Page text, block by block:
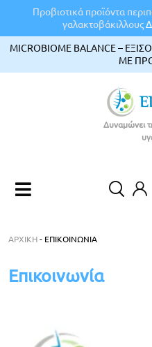
Προβιοτικά προϊόντα
γαλακτοβάκιλλους
MICROBIOME BALANCE –
ΜΕ
Δυναμώνει
ΑΡΧΙΚΉ - ΕΠΙΚΟΙΝΩΝΊΑ
Επικοινωνία